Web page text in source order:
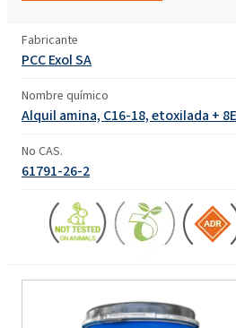
Fabricante
PCC Exol SA
Nombre químico
Alquil amina, C16-18, etoxilada +
No CAS.
61791-26-2